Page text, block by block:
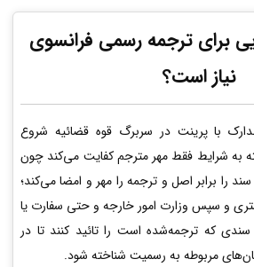
برای ترجمه رسمی فرانسوی
نیاز است؟
با پرینت در سربرگ قوه قضائیه شروع
به شرایط فقط مهر مترجم کفایت می‌کند چون
را برابر اصل و ترجمه را مهر و امضا می‌کند؛
و سپس وزارت امور خارجه و حتی سفارت یا
که ترجمه‌شده است را تائید کنند تا در
مربوطه به رسمیت شناخته شود.